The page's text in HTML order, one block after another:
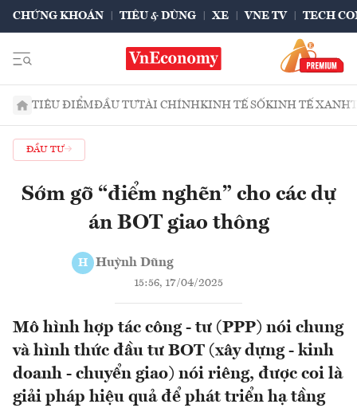
CHỨNG KHOÁN TIÊU & DÙNG XE VNE TV TECH
TIÊU ĐIỂMĐẦU TƯTÀI CHÍNHKINH TẾ SỐKINH TẾ XANH
ĐẦU TƯ
Sớm gỡ “điểm nghẽn” cho các dự
án BOT giao thông
H Huỳnh Dũng
15:56, 17/04/2025
Mô hình hợp tác công - tư (PPP) nói chung
và hình thức đầu tư BOT (xây dựng - kinh
doanh - chuyển giao) nói riêng, được coi là
giải pháp hiệu quả để phát triển hạ tầng